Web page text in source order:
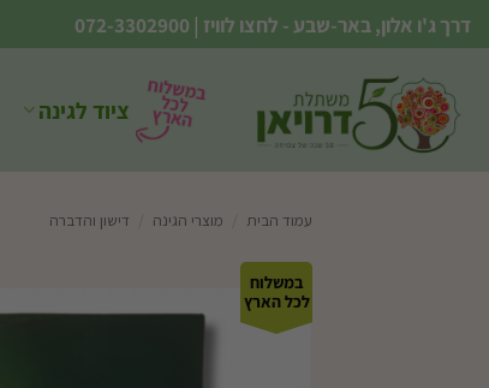
Skip
to
content
דרך ג'ו אלון, באר-שבע - לחצו לוויז |
072-3302900
ציוד לגינה
עמוד הבית מוצרי הגינה דישון והדברה
במשלוח
לכל הארץ